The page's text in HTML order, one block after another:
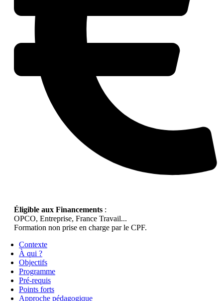
Éligible aux Financements :
OPCO, Entreprise, France Travail...
Formation non prise en charge par le CPF.
Contexte
À qui ?
Objectifs
Programme
Pré-requis
Points forts
Approche pédagogique